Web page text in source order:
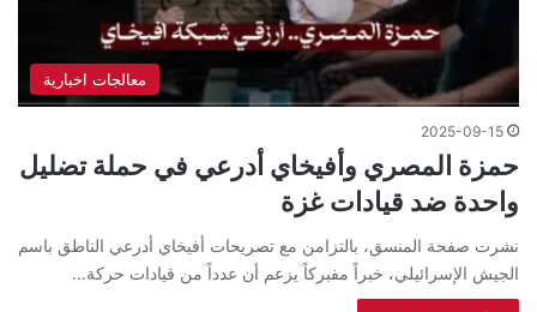
معالجات اخبارية
2025-09-15
حمزة المصري وأفيخاي أدرعي في حملة تضليل
واحدة ضد قيادات غزة
نشرت صفحة المنسق، بالتزامن مع تصريحات أفيخاي أدرعي الناطق باسم
الجيش الإسرائيلي، خبراً مفبركاً يزعم أن عدداً من قيادات حركة…